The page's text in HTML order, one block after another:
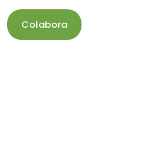
Colabora